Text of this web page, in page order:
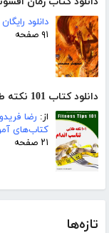
دانلود
۹۱ صفحه
دانلود کتاب 101 نکته طلایی تناسب اندام
از: رضا
کتاب‌های
۲۱ صفحه
تازه‌ها